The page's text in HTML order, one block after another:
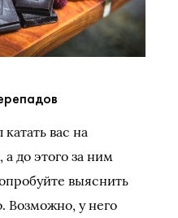
вас на
до этого за ним
выяснить
Возможно, у него